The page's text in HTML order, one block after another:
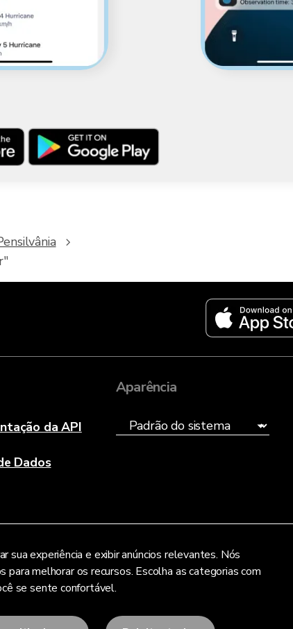
sua experiência e exibir anúncios relevantes. Nós
melhorar os recursos. Escolha as categorias com
se sente confortável.
da API
Dados
Aparência